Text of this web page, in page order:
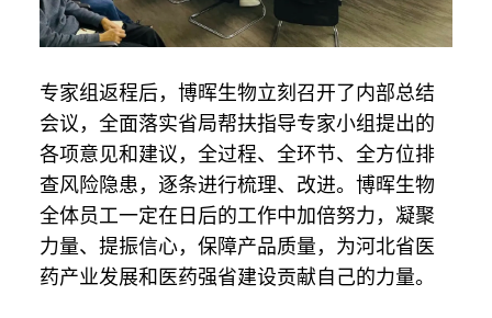
专家组返程后，博晖生物立刻召开了内部总结
会议，全面落实省局帮扶指导专家小组提出的
各项意见和建议，全过程、全环节、全方位排
查风险隐患，逐条进行梳理、改进。博晖生物
全体员工一定在日后的工作中加倍努力，凝聚
力量、提振信心，保障产品质量，为河北省医
药产业发展和医药强省建设贡献自己的力量。